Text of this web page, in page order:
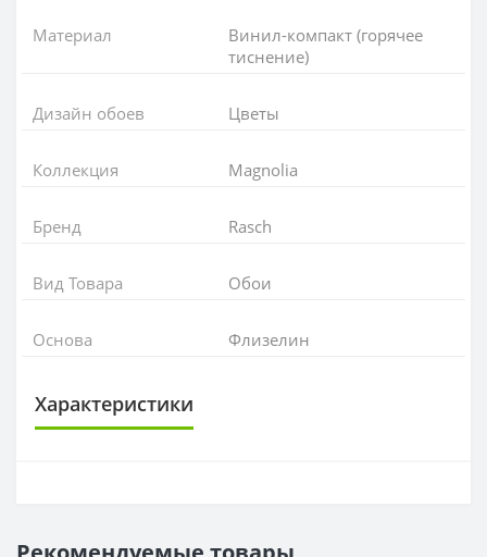
Материал
Винил-компакт (горячее
тиснение)
Дизайн обоев Цветы
Коллекция Magnolia
Бренд Rasch
Вид Товара Обои
Основа Флизелин
Характеристики
РАППОРТ